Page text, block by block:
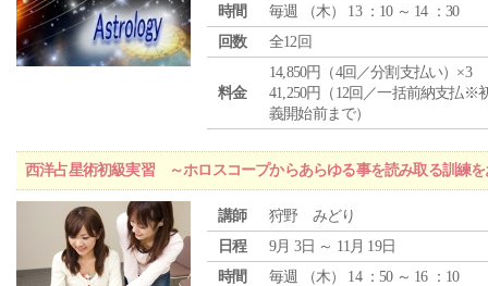
時間
毎週 （木） 13 ：10 ～ 14 ：30
回数
全12回
料金
14,850円（4回／分割支払い）×3
41,250円（12回／一括前納支払※
義開始前まで）
西洋占星術初級実習 ～ホロスコープからあらゆる事を読み取る訓練を
講師
狩野 みどり
日程
9月 3日 ～ 11月 19日
時間
毎週 （木） 14 ：50 ～ 16 ：10